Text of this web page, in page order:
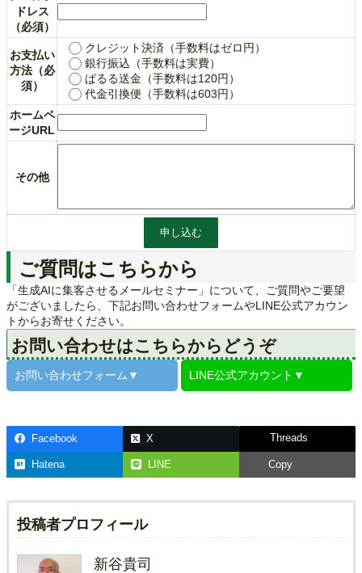
ドレス
（必須）
お支払い
方法（必
須）
クレジット決済（手数料はゼロ円）
銀行振込（手数料は実費）
ぱるる送金（手数料は120円）
代金引換便（手数料は603円）
ホームペ
ージURL
その他
ご質問はこちらから
「生成AIに集客させるメールセミナー」について、ご質問やご要望
がございましたら、下記お問い合わせフォームやLINE公式アカウン
トからお寄せください。
お問い合わせはこちらからどうぞ
お問い合わせフォーム▼ LINE公式アカウント▼
Facebook X Threads
Hatena LINE Copy
投稿者プロフィール
新谷貴司